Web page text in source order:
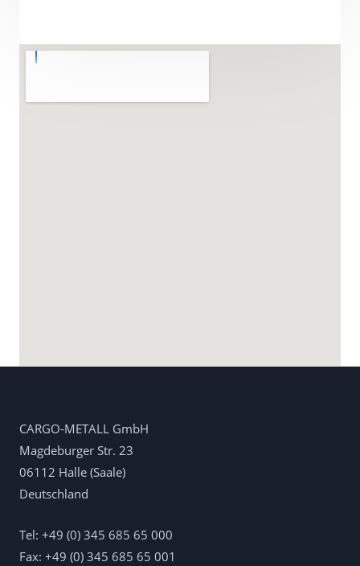
CARGO-METALL GmbH
Magdeburger Str. 23
06112 Halle (Saale)
Deutschland
Tel: +49 (0) 345 685 65 000
Fax: +49 (0) 345 685 65 001